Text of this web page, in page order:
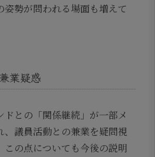
姿勢が問われる場面も増えて
業疑惑
ドとの「関係継続」が一部メ
、議員活動との兼業を疑問視
この点についても今後の説明